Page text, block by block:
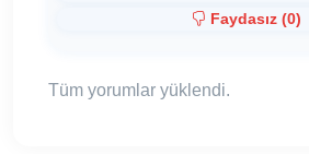
Faydasız (0)
Tüm yorumlar yüklendi.